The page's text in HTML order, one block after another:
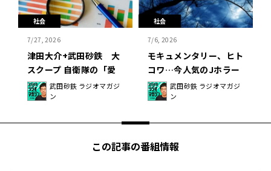
社会
7/27, 2026
津田大介+武田砂鉄 大
スクープ 自衛隊の「愛
国心調査」で議論！「ボ
クは高いつもり」
武田砂鉄 ラジオマガジ
ン
社会
7/6, 2026
モキュメンタリー、ヒト
コワ…今人気のJホラー
を掘り下げ「陰謀論との
共通点」とは？
武田砂鉄 ラジオマガジ
ン
この記事の番組情報